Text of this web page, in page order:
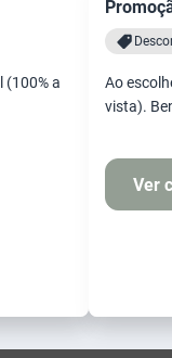
Ao
vista).
Ver